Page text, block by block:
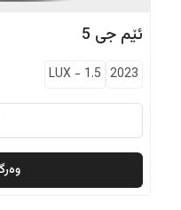
ئێم جی 5
2023
LUX - 1.5